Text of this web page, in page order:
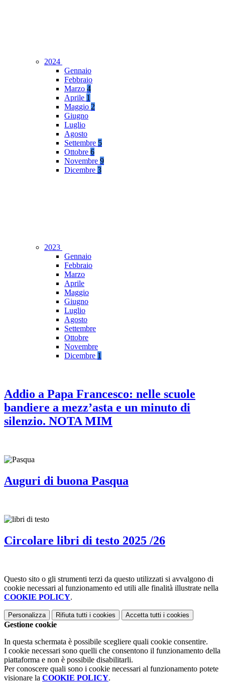
2024
Gennaio
Febbraio
Marzo 4
Aprile 1
Maggio 2
Giugno
Luglio
Agosto
Settembre 5
Ottobre 6
Novembre 9
Dicembre 3
2023
Gennaio
Febbraio
Marzo
Aprile
Maggio
Giugno
Luglio
Agosto
Settembre
Ottobre
Novembre
Dicembre 1
Addio a Papa Francesco: nelle scuole
bandiere a mezz’asta e un minuto di
silenzio. NOTA MIM
Auguri di buona Pasqua
Circolare libri di testo 2025 /26
Questo sito o gli strumenti terzi da questo utilizzati si avvalgono di
cookie necessari al funzionamento ed utili alle finalità illustrate nella
COOKIE POLICY.
Personalizza Rifiuta tutti i cookies Accetta tutti i cookies
Gestione cookie
In questa schermata è possibile scegliere quali cookie consentire.
I cookie necessari sono quelli che consentono il funzionamento della
piattaforma e non è possibile disabilitarli.
Per conoscere quali sono i cookie necessari al funzionamento potete
visionare la COOKIE POLICY.